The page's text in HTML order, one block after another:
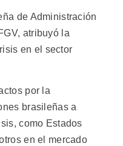
de Administración
atribuyó la
en el sector
por la
brasileñas a
como Estados
en el mercado